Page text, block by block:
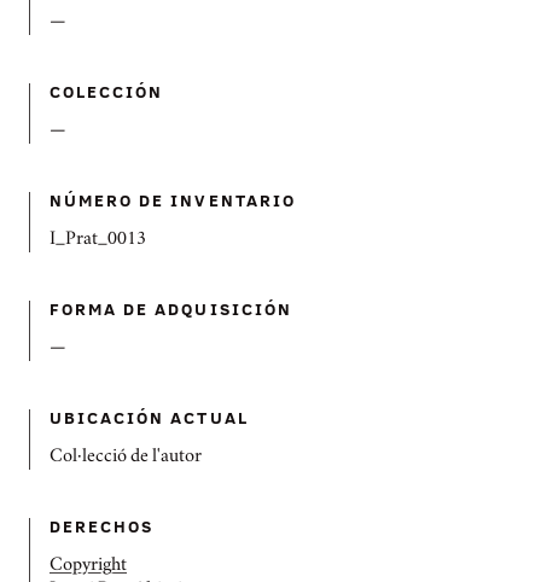
—
COLECCIÓN
—
NÚMERO DE INVENTARIO
I_Prat_0013
FORMA DE ADQUISICIÓN
—
UBICACIÓN ACTUAL
Col·lecció de l'autor
DERECHOS
Copyright